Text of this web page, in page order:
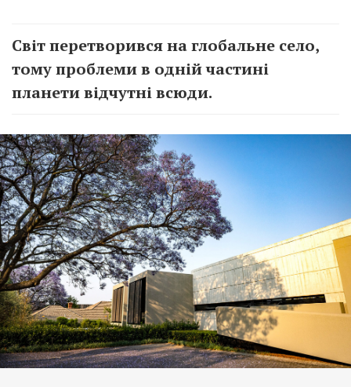
Світ перетворився на глобальне село,
тому проблеми в одній частині
планети відчутні всюди.